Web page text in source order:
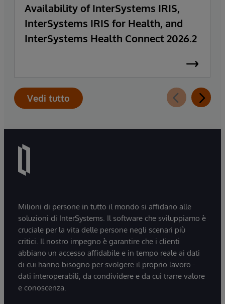
Availability of InterSystems IRIS,
InterSystems IRIS for Health, and
InterSystems Health Connect 2026.2
Vedi tutto
Milioni di persone in tutto il mondo si affidano alle
soluzioni di InterSystems. Il software che sviluppiamo è
cruciale per la vita delle persone negli scenari più
critici. Il nostro impegno è garantire che i clienti
abbiano un accesso affidabile e in tempo reale ai dati
di cui hanno bisogno per svolgere il proprio lavoro -
dati interoperabili, da condividere e da cui trarre valore
e conoscenza.